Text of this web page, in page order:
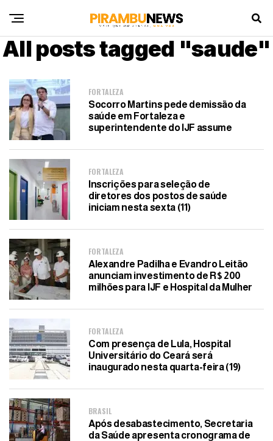
All posts tagged "saude"
FORTALEZA
Socorro Martins pede demissão da
saúde em Fortaleza e
superintendente do IJF assume
FORTALEZA
Inscrições para seleção de
diretores dos postos de saúde
iniciam nesta sexta (11)
FORTALEZA
Alexandre Padilha e Evandro Leitão
anunciam investimento de R$ 200
milhões para IJF e Hospital da Mulher
FORTALEZA
Com presença de Lula, Hospital
Universitário do Ceará será
inaugurado nesta quarta-feira (19)
BRASIL
Após desabastecimento, Secretaria
da Saúde apresenta cronograma de